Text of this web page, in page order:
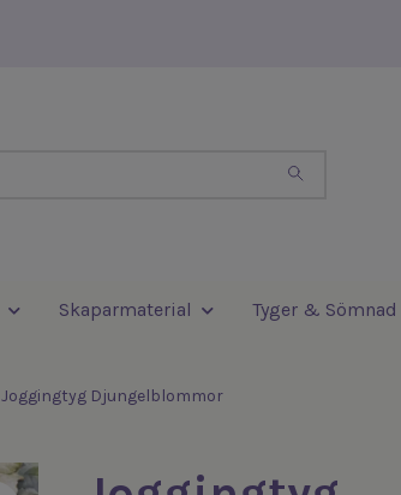
Skaparmaterial Tyger & Sömnad
Joggingtyg Djungelblommor